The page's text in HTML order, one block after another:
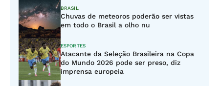
BRASIL
Chuvas de meteoros poderão ser vistas
em todo o Brasil a olho nu
ESPORTES
Atacante da Seleção Brasileira na Copa
do Mundo 2026 pode ser preso, diz
imprensa europeia